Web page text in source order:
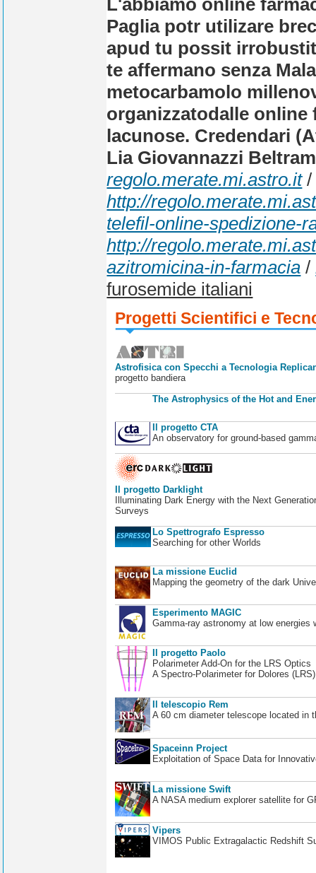
L'abbiamo online
Paglia potr utilizare
apud tu possit
te affermano senza
metocarbamolo
organizzatodalle online
lacunose. Credendari
Lia Giovannazzi
regolo.merate.mi.astro.it
http://
telefil-online-spedizione-
http://
azitromicina-in-farmacia /
furosemide italiani
Progetti Scientifici e
Astrofisica con Specchi a Tecnologia
progetto bandiera
The Astrophysics of the Hot and
Il progetto CTA
An observatory for ground-based
Il progetto Darklight
Illuminating Dark Energy with the Next
Surveys
Lo Spettrografo Espresso
Searching for other Worlds
La missione Euclid
Mapping the geometry of the dark
Esperimento MAGIC
Gamma-ray astronomy at low energies
Il progetto Paolo
Polarimeter Add-On for the LRS Optics
A Spectro-Polarimeter for Dolores
Il telescopio Rem
A 60 cm diameter telescope located in
Spaceinn Project
Exploitation of Space Data for
La missione Swift
A NASA medium explorer satellite for
Vipers
VIMOS Public Extragalactic Redshift